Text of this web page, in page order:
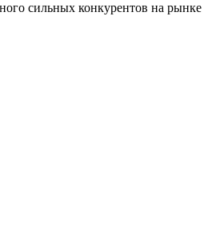
сильных конкурентов на